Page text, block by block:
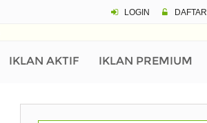
LOGIN DAFTAR
IKLAN AKTIF IKLAN PREMIUM